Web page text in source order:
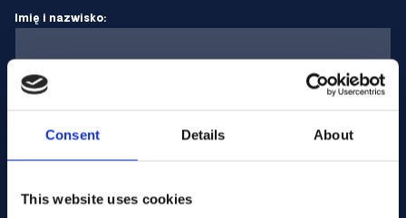
Consent Details About
This website uses cookies
Imię i nazwisko:
Adres e-mail:
Firma Nazwa: